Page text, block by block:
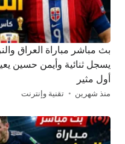
يسجل ثنائية وأيمن حسين
أول مثير
منذ شهرين تقنية وإنترنت